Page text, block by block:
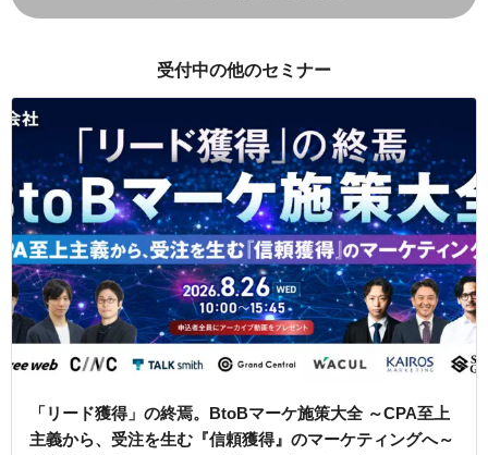
受付中の他のセミナー
「リード獲得」の終焉。BtoBマーケ施策大全 ～CPA至上
主義から、受注を生む『信頼獲得』のマーケティングへ～